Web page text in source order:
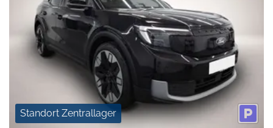
Standort Zentrallager